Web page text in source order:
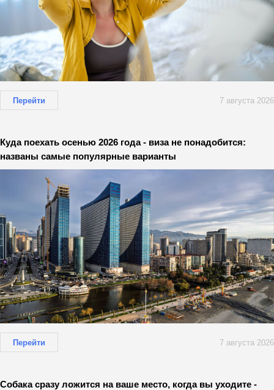
Перейти 7 августа 2026
Куда поехать осенью 2026 года - виза не понадобится:
названы самые популярные варианты
Перейти 7 августа 2026
Собака сразу ложится на ваше место, когда вы уходите -